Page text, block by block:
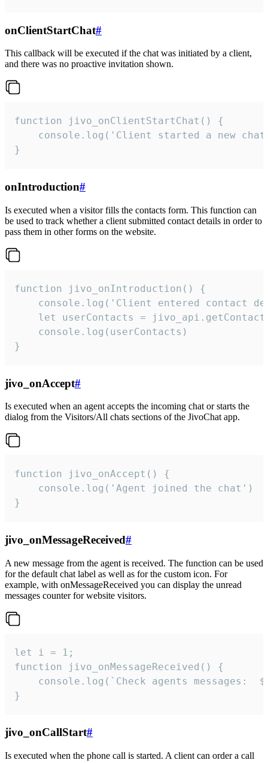
onClientStartChat#
This callback will be executed if the chat was initiated by a client,
and there was no proactive invitation shown.
function jivo_onClientStartChat() {
console.log('Client started a new
}
onIntroduction#
Is executed when a visitor fills the contacts form. This function can
be used to track whether a client submitted contact details in order to
pass them in other forms on the website.
function jivo_onIntroduction() {
console.log('Client entered contact
let userContacts =
    console.log(userContacts)
}
jivo_onAccept#
Is executed when an agent accepts the incoming chat or starts the
dialog from the Visitors/All chats sections of the JivoChat app.
function jivo_onAccept() {
}
jivo_onMessageReceived#
A new message from the agent is received. The function can be used
for the default chat label as well as for the custom icon. For
example, with onMessageReceived you can display the unread
messages counter for website visitors.
let i = 1;
function jivo_onMessageReceived() {
}
jivo_onCallStart#
Is executed when the phone call is started. A client can order a call